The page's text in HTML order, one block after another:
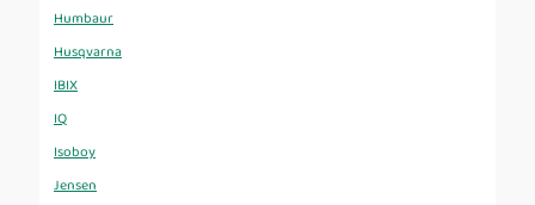
Humbaur
Husqvarna
IBIX
IQ
Isoboy
Jensen